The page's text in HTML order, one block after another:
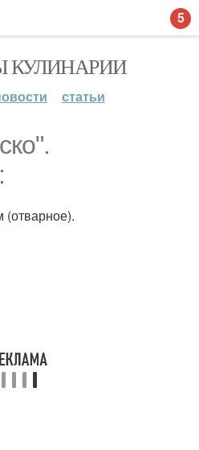
КУЛИНАРИИ
статьи
(отварное).
5